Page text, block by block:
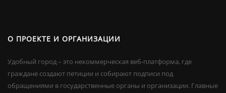
О ПРОЕКТЕ И ОРГАНИЗАЦИИ
Удобный город – это некоммерческая веб-платформа, где
граждане создают петиции и собирают подписи под
обращениями в государственные органы и организации. Главные